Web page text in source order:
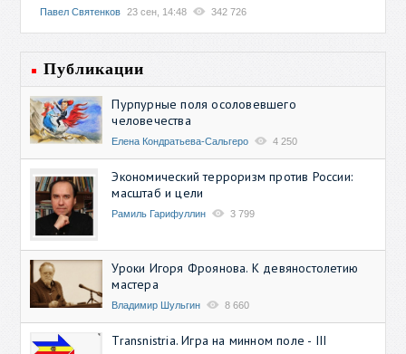
Павел Святенков 23 сен, 14:48 342 726
Публикации
Пурпурные поля осоловевшего
человечества
Елена Кондратьева-Сальгеро 4 250
Экономический терроризм против России:
масштаб и цели
Рамиль Гарифуллин 3 799
Уроки Игоря Фроянова. К девяностолетию
мастера
Владимир Шульгин 8 660
Transnistria. Игра на минном поле - III